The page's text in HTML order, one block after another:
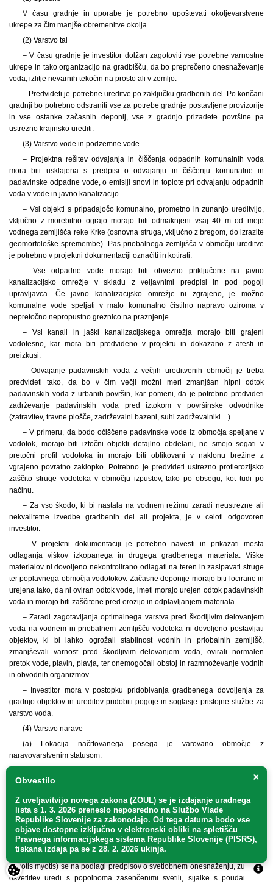
V času gradnje in uporabe je potrebno upoštevati okoljevarstvene
ukrepe za čim manjše obremenitve okolja.
(2) Varstvo tal
– V času gradnje je investitor dolžan zagotoviti vse potrebne varnostne
ukrepe in tako organizacijo na gradbišču, da bo preprečeno onesnaževanje
voda, izlitje nevarnih tekočin na prosto ali v zemljo.
– Predvideti je potrebne ureditve po zaključku gradbenih del. Po končani
gradnji bo potrebno odstraniti vse za potrebe gradnje postavljene provizorije
in vse ostanke začasnih deponij, vse z gradnjo prizadete površine pa
ustrezno krajinsko urediti.
(3) Varstvo vode in podzemne vode
– Projektna rešitev odvajanja in čiščenja odpadnih komunalnih voda
mora biti usklajena s predpisi o odvajanju in čiščenju komunalne in
padavinske odpadne vode, o emisiji snovi in toplote pri odvajanju odpadnih
voda v vode in javno kanalizacijo.
– Vsi objekti s pripadajočo komunalno, prometno in zunanjo ureditvijo,
vključno z morebitno ograjo morajo biti odmaknjeni vsaj 40 m od meje
vodnega zemljišča reke Krke (osnovna struga, vključno z bregom, do izrazite
geomorfološke spremembe). Pas priobalnega zemljišča v območju ureditve
je potrebno v projektni dokumentaciji označiti in kotirati.
– Vse odpadne vode morajo biti obvezno priključene na javno
kanalizacijsko omrežje v skladu z veljavnimi predpisi in pod pogoji
upravljavca. Če javno kanalizacijsko omrežje ni zgrajeno, je možno
komunalne vode speljati v malo komunalno čistilno napravo oziroma v
nepretočno nepropustno greznico na praznjenje.
– Vsi kanali in jaški kanalizacijskega omrežja morajo biti grajeni
vodotesno, kar mora biti predvideno v projektu in dokazano z atesti in
preizkusi.
– Odvajanje padavinskih voda z večjih ureditvenih območij je treba
predvideti tako, da bo v čim večji možni meri zmanjšan hipni odtok
padavinskih voda z urbanih površin, kar pomeni, da je potrebno predvideti
zadrževanje padavinskih voda pred iztokom v površinske odvodnike
(zatravitev, travne plošče, zadrževalni bazeni, suhi zadrževalniki ...).
– V primeru, da bodo očiščene padavinske vode iz območja speljane v
vodotok, morajo biti iztočni objekti detajlno obdelani, ne smejo segati v
pretočni profil vodotoka in morajo biti oblikovani v naklonu brežine z
vgrajeno povratno zaklopko. Potrebno je predvideti ustrezno protierozijsko
zaščito struge vodotoka v območju izpustov, tako po obsegu, kot tudi po
načinu.
– Za vso škodo, ki bi nastala na vodnem režimu zaradi neustrezne ali
nekvalitetne izvedbe gradbenih del ali projekta, je v celoti odgovoren
investitor.
– V projektni dokumentaciji je potrebno navesti in prikazati mesta
odlaganja viškov izkopanega in drugega gradbenega materiala. Viške
materialov ni dovoljeno nekontrolirano odlagati na teren in zasipavati struge
ter poplavnega območja vodotokov. Začasne deponije morajo biti locirane in
urejena tako, da ni oviran odtok vode, imeti morajo urejen odtok padavinskih
voda in morajo biti zaščitene pred erozijo in odplavljanjem materiala.
– Zaradi zagotavljanja optimalnega varstva pred škodljivim delovanjem
voda na vodnem in priobalnem zemljišču vodotoka ni dovoljeno postavljati
objektov, ki bi lahko ogrožali stabilnost vodnih in priobalnih zemljišč,
zmanjševali varnost pred škodljivim delovanjem voda, ovirali normalen
pretok vode, plavin, plavja, ter onemogočali obstoj in razmnoževanje vodnih
in obvodnih organizmov.
– Investitor mora v postopku pridobivanja gradbenega dovoljenja za
gradnjo objektov in ureditev pridobiti pogoje in soglasje pristojne službe za
varstvo voda.
(4) Varstvo narave
(a) Lokacija načrtovanega posega je varovano območje z
naravovarstvenim statusom:
– Naravne vrednote – reka Krka (id. št. 128 V), drevesna naravna
vrednota Smrečje-beli gaber 2 (id. št. 3518).
– Ekološko pomembno območje Krka-reka (id. št. 65100).
(b) Investitor mora na območju podrobnega načrta zagotavljati in izvajati
naslednje omilitvene ukrepe:
– Za varstvo zavarovane in ogrožene vrste netopirja – navadni netopir
(Myotis myotis) se na podlagi predpisov o svetlobnem onesnaženju, zunanja
osvetlitev uredi s popolnoma zasenčenimi svetili, sijalke s poudarjenim
×
Obvestilo
Z uveljavitvijo novega zakona (ZOUL) se je izdajanje uradnega
lista s 1. 3. 2026 preneslo neposredno na Službo Vlade
Republike Slovenije za zakonodajo. Od tega datuma bodo vse
objave dostopne izključno v elektronski obliki na spletišču
Pravnega informacijskega sistema Republike Slovenije (PISRS),
tiskana izdaja pa se z 28. 2. 2026 ukinja.